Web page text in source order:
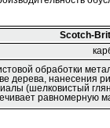
Scotch-
обработки
дерева, нанесения
(шелковистый
равномерную